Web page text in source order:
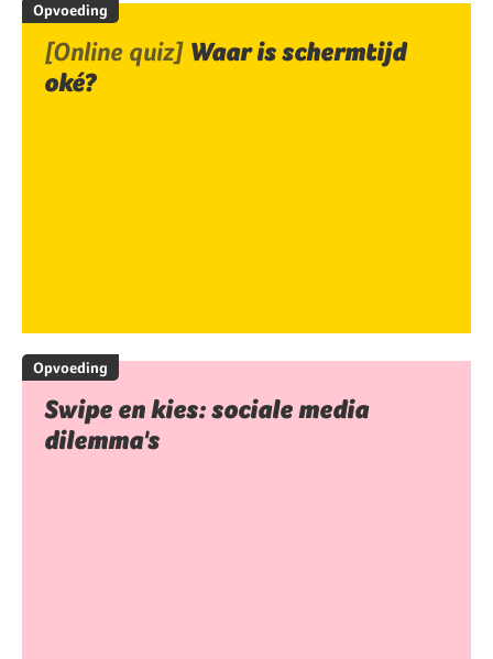
Opvoeding
[Online quiz] Waar is schermtijd
oké?
Opvoeding
Swipe en kies: sociale media
dilemma's